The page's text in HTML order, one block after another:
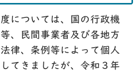
については、国の行政機
、民間事業者及び各地方
律、条例等によって個人
てきましたが、令和３年